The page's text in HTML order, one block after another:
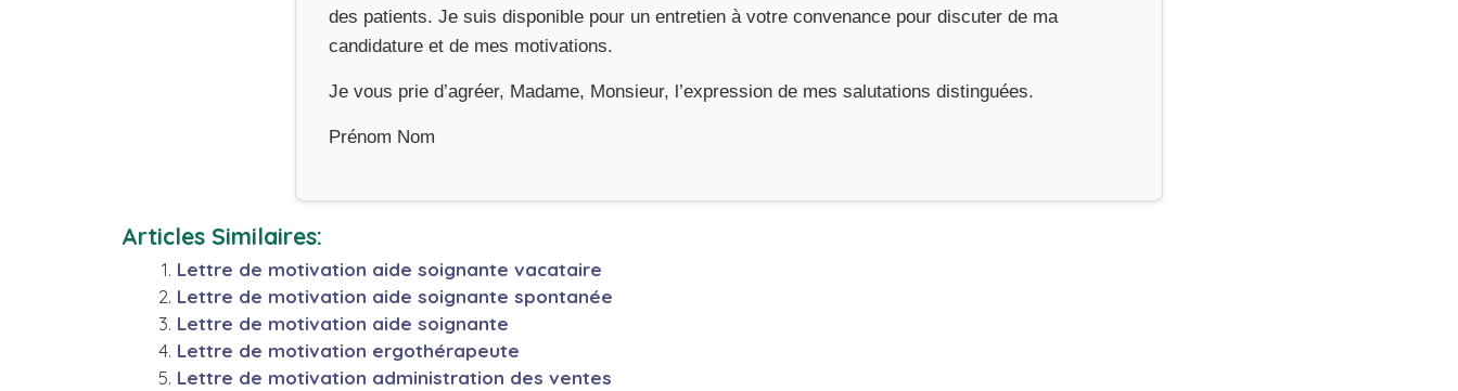
des patients. Je suis disponible pour un entretien à votre convenance pour discuter de ma
candidature et de mes motivations.
Je vous prie d’agréer, Madame, Monsieur, l’expression de mes salutations distinguées.
Prénom Nom
Articles Similaires:
Lettre de motivation aide soignante vacataire
Lettre de motivation aide soignante spontanée
Lettre de motivation aide soignante
Lettre de motivation ergothérapeute
Lettre de motivation administration des ventes